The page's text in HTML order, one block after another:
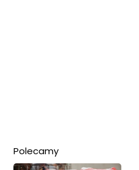
Polecamy